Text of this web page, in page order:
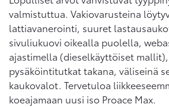
valmistuttua. Vakiovarusteina
lattiavanerointi, suuret
sivuliukuovi oikealla puolella,
ajastimella (dieselkäyttöiset
pysäköintitutkat takana, väliseinä
kaukovalot. Tervetuloa
koeajamaan uusi iso Proace Max.